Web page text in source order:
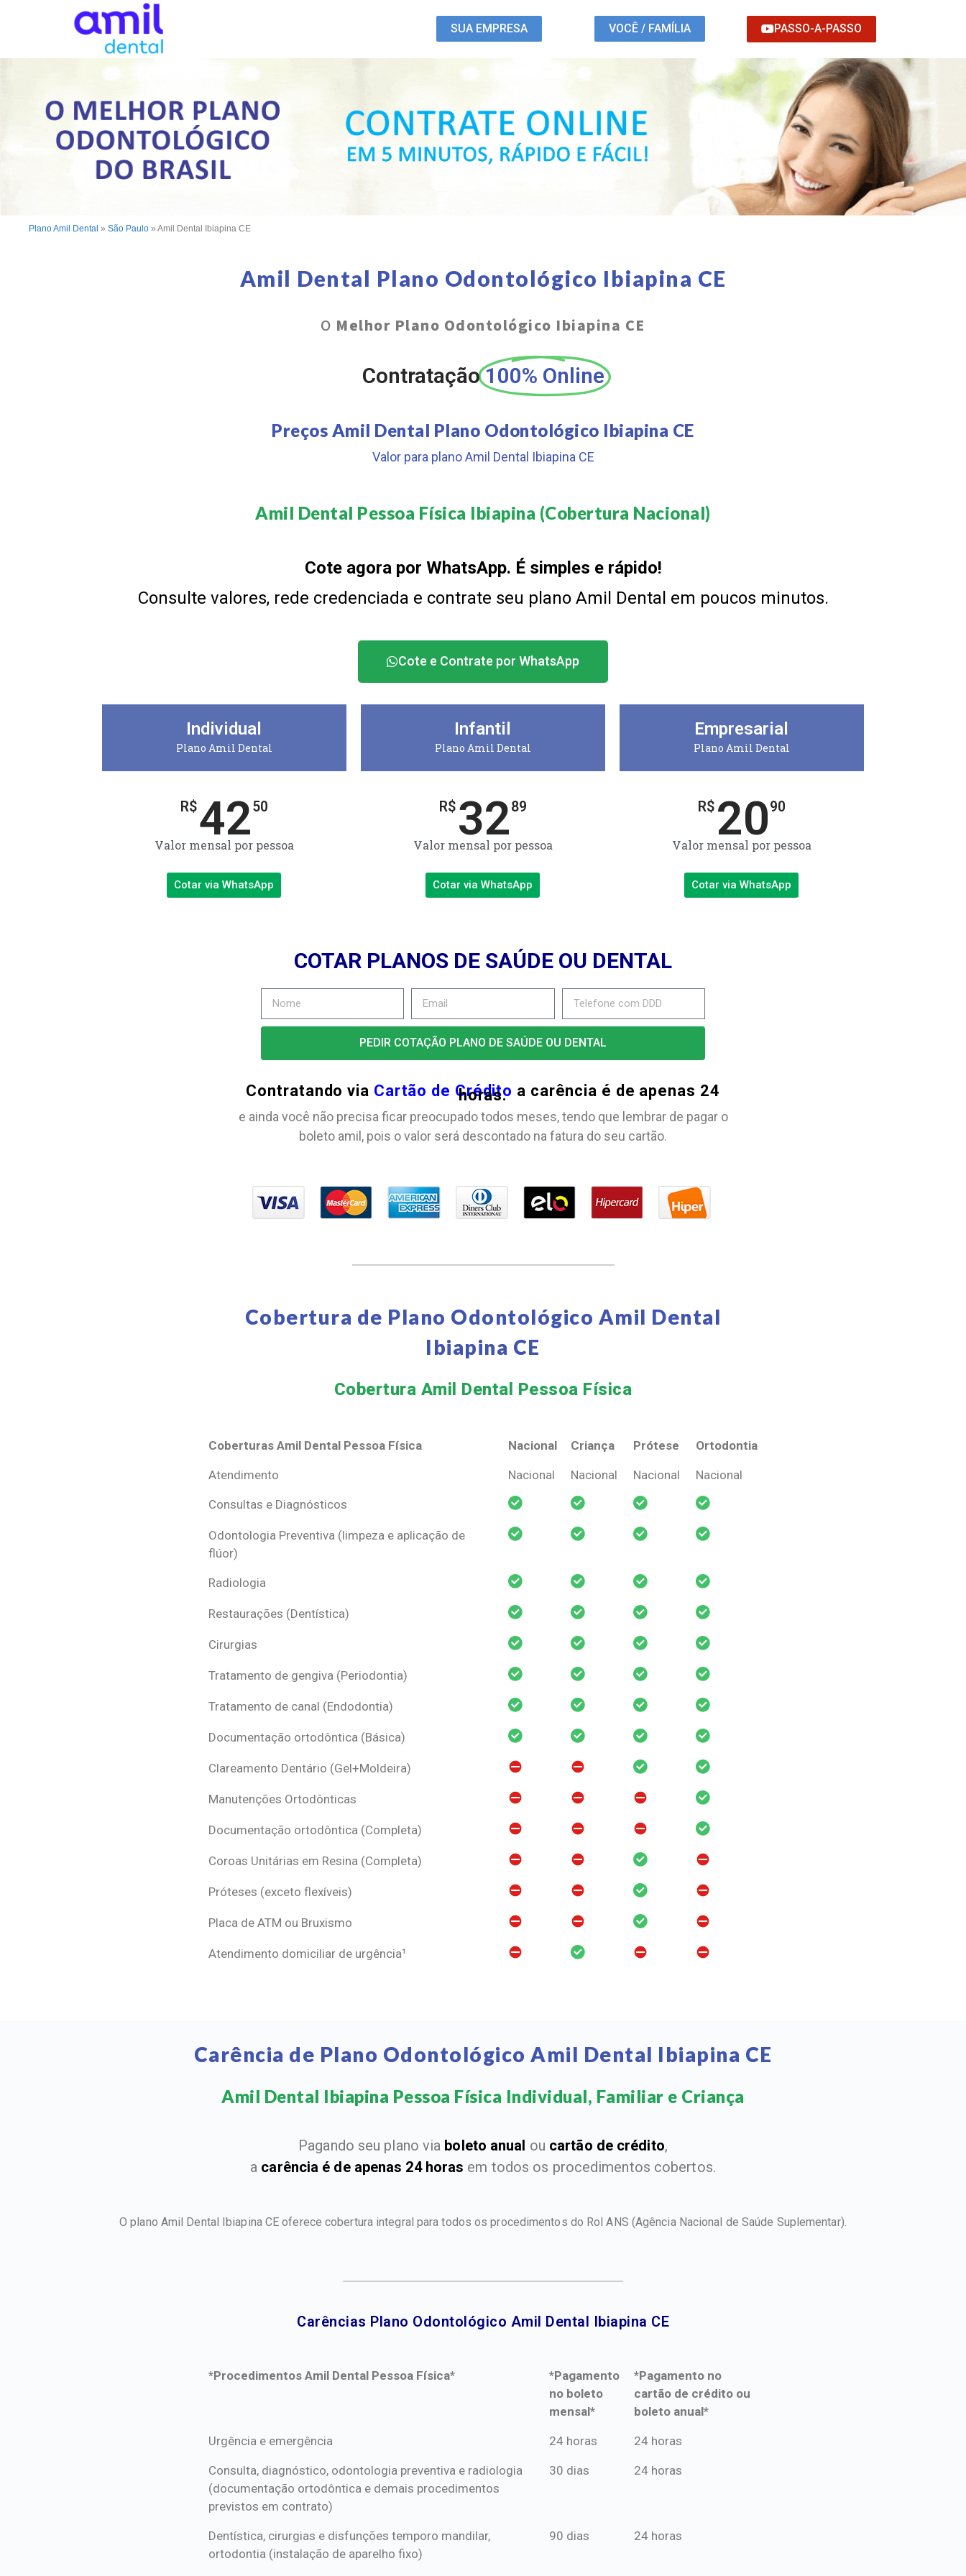
SUA EMPRESA VOCÊ / FAMÍLIA PASSO-A-PASSO
Plano Amil Dental » São Paulo » Amil Dental Ibiapina CE
Amil Dental Plano Odontológico Ibiapina CE
O Melhor Plano Odontológico Ibiapina CE
Contratação 100% Online
Preços Amil Dental Plano Odontológico Ibiapina CE
Valor para plano Amil Dental Ibiapina CE
Amil Dental Pessoa Física Ibiapina (Cobertura Nacional)​
Cote agora por WhatsApp. É simples e rápido!
Consulte valores, rede credenciada e contrate seu plano Amil Dental em poucos minutos.
Cote e Contrate por WhatsApp
Individual
Plano Amil Dental
R$4250
Valor mensal por pessoa
Cotar via WhatsApp
Infantil
Plano Amil Dental
R$ 3289
Valor mensal por pessoa
Cotar via WhatsApp
Empresarial
Plano Amil Dental
R$ 2090
Valor mensal por pessoa
Cotar via WhatsApp
COTAR PLANOS DE SAÚDE OU DENTAL
PEDIR COTAÇÃO PLANO DE SAÚDE OU DENTAL
Contratando via Cartão de Crédito a carência é de apenas 24
horas.
e ainda você não precisa ficar preocupado todos meses, tendo que lembrar de pagar o
boleto amil, pois o valor será descontado na fatura do seu cartão.
Cobertura de Plano Odontológico Amil Dental
Ibiapina CE
Cobertura Amil Dental Pessoa Física​
Coberturas Amil Dental Pessoa Física Nacional Criança Prótese
Ortodontia
Coberturas Amil Dental Pessoa Física
Nacional Criança Prótese Ortodontia
Atendimento Nacional Nacional Nacional Nacional
Consultas e Diagnósticos
Odontologia Preventiva (limpeza e aplicação de
flúor)
Radiologia
Restaurações (Dentística)
Cirurgias
Tratamento de gengiva (Periodontia)
Tratamento de canal (Endodontia)
Documentação ortodôntica (Básica)
Clareamento Dentário (Gel+Moldeira)
Manutenções Ortodônticas
Documentação ortodôntica (Completa)
Coroas Unitárias em Resina (Completa)
Próteses (exceto flexíveis)
Placa de ATM ou Bruxismo
Atendimento domiciliar de urgência¹
Carência de Plano Odontológico Amil Dental Ibiapina CE
Amil Dental Ibiapina Pessoa Física Individual, Familiar e Criança​
Pagando seu plano via boleto anual ou cartão de crédito,
a carência é de apenas 24 horas em todos os procedimentos cobertos.
O plano Amil Dental Ibiapina CE oferece cobertura integral para todos os procedimentos do Rol ANS (Agência Nacional de Saúde Suplementar).
Carências Plano Odontológico Amil Dental Ibiapina CE​
*Procedimentos Amil Dental Pessoa Física*
*Pagamento
no boleto
mensal*
*Pagamento no
cartão de crédito ou
boleto anual*
*Procedimentos Amil Dental Pessoa Física*
*Pagamento
mensal*
*Pagamento no
boleto anual*
Urgência e emergência 24 horas 24 horas
Consulta, diagnóstico, odontologia preventiva e radiologia
(documentação ortodôntica e demais procedimentos
previstos em contrato)
30 dias 24 horas
Dentística, cirurgias e disfunções temporo mandilar,
ortodontia (instalação de aparelho fixo)
90 dias 24 horas